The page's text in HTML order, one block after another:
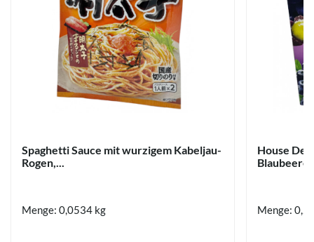
Spaghetti Sauce mit wurzigem Kabeljau-
Rogen,...
Menge: 0,0534 kg
House
Blaubeere,
Menge: 0,2